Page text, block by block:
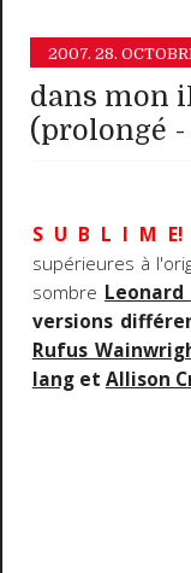
2007. 28.
dans mon
(prolongé -
S U B L I M E!
supérieures à
sombre Leonard
versions
Rufus
langet Allison